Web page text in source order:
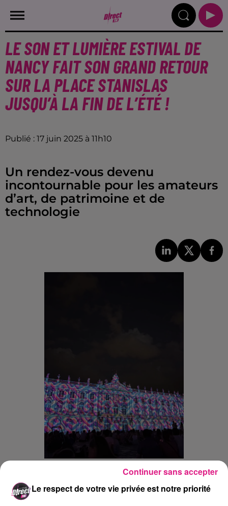
LE SON ET LUMIÈRE ESTIVAL DE
NANCY FAIT SON GRAND RETOUR
SUR LA PLACE STANISLAS
JUSQU’À LA FIN DE L’ÉTÉ !
Publié : 17 juin 2025 à 11h10
Un rendez-vous devenu
incontournable pour les amateurs
d’art, de patrimoine et de
technologie
Crédit :
Ajouter à votre calendrier
Le respect de votre vie privée est notre priorité
Continuer sans accepter